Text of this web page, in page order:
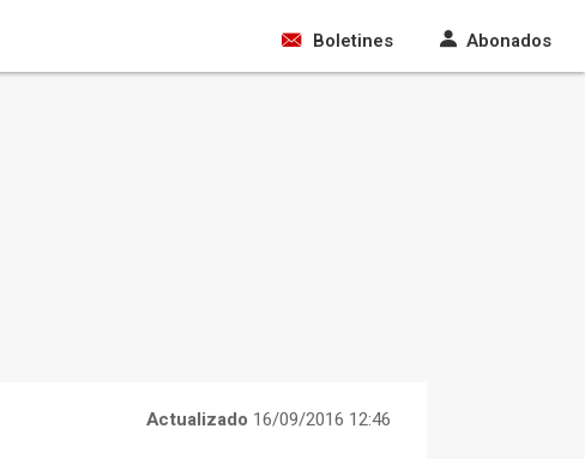
Boletines Abonados
Actualizado 16/09/2016 12:46